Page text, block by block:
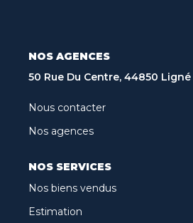
NOS AGENCES
50 Rue Du Centre, 44850 Ligné
Nous contacter
Nos agences
NOS SERVICES
Nos biens vendus
Estimation